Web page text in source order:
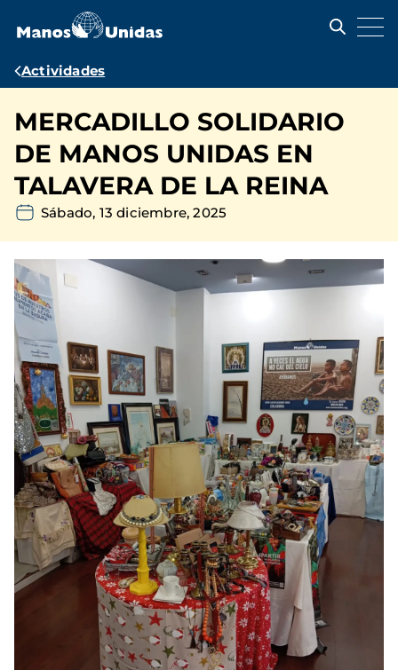
contenido
Ruta
navegación
Actividades
MERCADILLO SOLIDARIO
DE MANOS UNIDAS EN
TALAVERA DE LA REINA
Sábado, 13 diciembre, 2025